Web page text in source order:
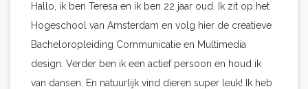
Hallo, ik ben Teresa en ik ben 22 jaar oud. Ik zit op het
Hogeschool van Amsterdam en volg hier de creatieve
Bacheloropleiding Communicatie en Multimedia
design. Verder ben ik een actief persoon en houd ik
van dansen. En natuurlijk vind dieren super leuk! Ik heb